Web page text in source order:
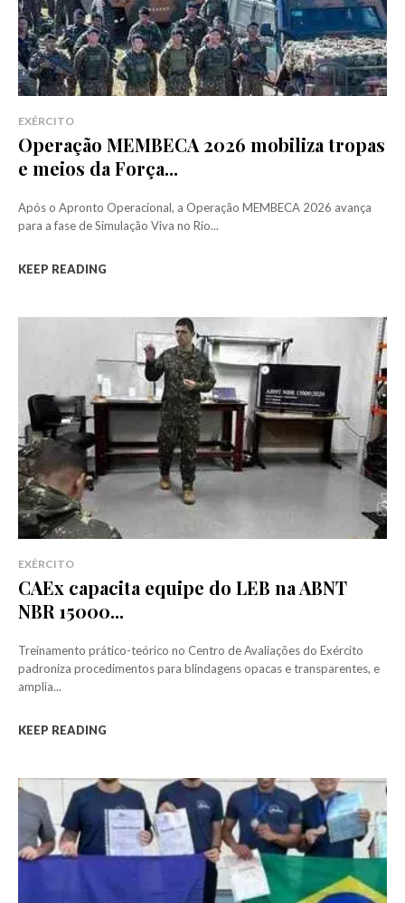
EXÉRCITO
Operação MEMBECA 2026 mobiliza tropas
e meios da Força...
Após o Apronto Operacional, a Operação MEMBECA 2026 avança
para a fase de Simulação Viva no Rio...
KEEP READING
EXÉRCITO
CAEx capacita equipe do LEB na ABNT
NBR 15000...
Treinamento prático-teórico no Centro de Avaliações do Exército
padroniza procedimentos para blindagens opacas e transparentes, e
amplia...
KEEP READING